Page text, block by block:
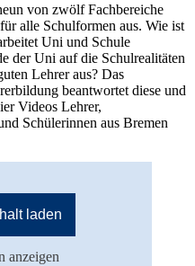
von zwölf Fachbereiche
alle Schulformen aus. Wie ist
Uni und Schule
der Uni auf die Schulrealitäten
Lehrer aus? Das
beantwortet diese und
Videos Lehrer,
Schülerinnen aus Bremen
laden
anzeigen